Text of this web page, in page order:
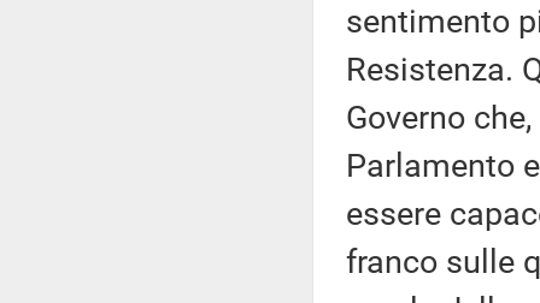
sentimento
Resistenza.
Governo
Parlamento
essere
franco sulle